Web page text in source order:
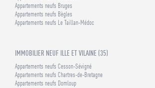
Appartements neufs Bruges
Appartements neufs Bègles
Appartements neufs Le Taillan-Médoc
IMMOBILIER NEUF ILLE ET VILAINE (35)
Appartements neufs Cesson-Sévigné
Appartements neufs Chartres-de-Bretagne
Appartements neufs Domloup